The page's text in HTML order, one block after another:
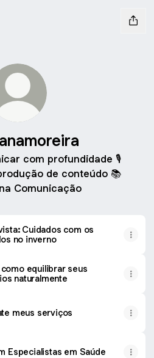
com profundidade 🎙️
de conteúdo 📚
Comunicação
Cuidados com os
no inverno
equilibrar seus
naturalmente
meus serviços
Especialistas em Saúde